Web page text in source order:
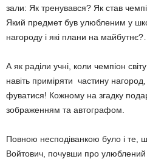
зали: Як тренувався? Як став
Який предмет був улюб­ле­ним у
нагороду і які плани на майбутнє?…
А як раділи учні, коли чемпіон
навіть приміряти частину
фуватися! Кожному на згадку
зображенням та автографом.
Повною несподіванкою було і те,
Войтович, почувши про